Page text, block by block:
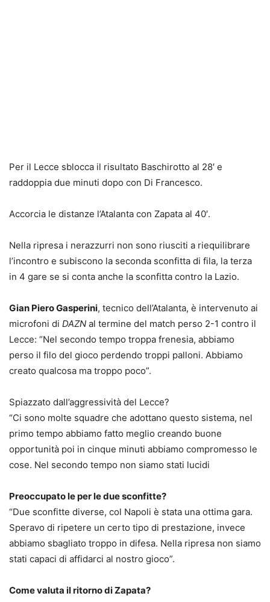
Per il Lecce sblocca il risultato Baschirotto al 28′ e
raddoppia due minuti dopo con Di Francesco.
Accorcia le distanze l’Atalanta con Zapata al 40′.
Nella ripresa i nerazzurri non sono riusciti a riequilibrare
l’incontro e subiscono la seconda sconfitta di fila, la terza
in 4 gare se si conta anche la sconfitta contro la Lazio.
Gian Piero Gasperini, tecnico dell’Atalanta, è intervenuto ai
microfoni di DAZN al termine del match perso 2-1 contro il
Lecce: “Nel secondo tempo troppa frenesia, abbiamo
perso il filo del gioco perdendo troppi palloni. Abbiamo
creato qualcosa ma troppo poco”.
Spiazzato dall’aggressività del Lecce?
“Ci sono molte squadre che adottano questo sistema, nel
primo tempo abbiamo fatto meglio creando buone
opportunità poi in cinque minuti abbiamo compromesso le
cose. Nel secondo tempo non siamo stati lucidi
Preoccupato le per le due sconfitte?
“Due sconfitte diverse, col Napoli è stata una ottima gara.
Speravo di ripetere un certo tipo di prestazione, invece
abbiamo sbagliato troppo in difesa. Nella ripresa non siamo
stati capaci di affidarci al nostro gioco”.
Come valuta il ritorno di Zapata?